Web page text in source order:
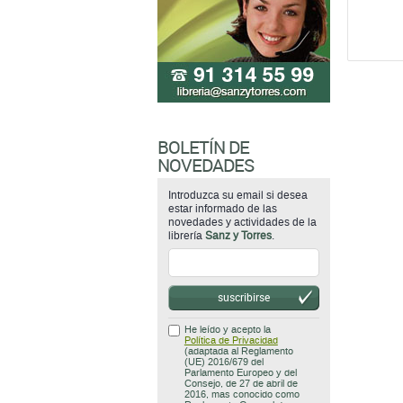
BOLETÍN DE
NOVEDADES
Introduzca su email si desea
estar informado de las
novedades y actividades de la
librería Sanz y Torres.
suscribirse
He leído y acepto la
Política de Privacidad
(adaptada al Reglamento
(UE) 2016/679 del
Parlamento Europeo y del
Consejo, de 27 de abril de
2016, mas conocido como